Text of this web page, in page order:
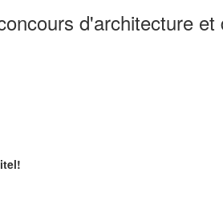
d'architecture et